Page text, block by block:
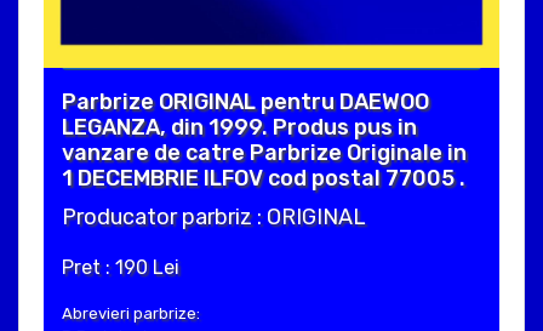
Parbrize ORIGINAL pentru DAEWOO
LEGANZA, din 1999. Produs pus in
vanzare de catre Parbrize Originale in
1 DECEMBRIE ILFOV cod postal 77005 .
Producator parbriz : ORIGINAL
Pret : 190 Lei
Abrevieri parbrize: